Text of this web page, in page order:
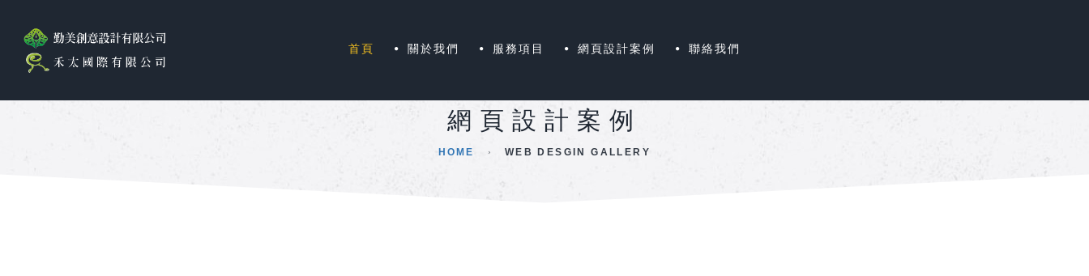
首頁 關於我們 服務項目 網頁設計案例 聯絡我們
網頁設計案例
HOME WEB DESGIN GALLERY